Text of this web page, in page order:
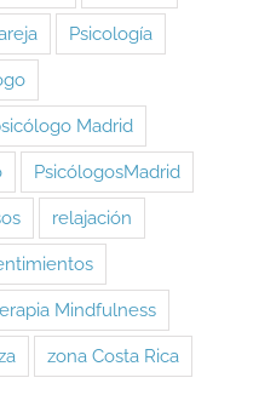
Psicología
Madrid
PsicólogosMadrid
relajación
Mindfulness
zona Costa Rica